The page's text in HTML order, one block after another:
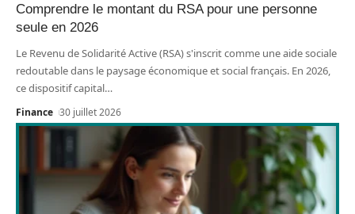
Comprendre le montant du RSA pour une personne
seule en 2026
Le Revenu de Solidarité Active (RSA) s'inscrit comme une aide sociale
redoutable dans le paysage économique et social français. En 2026,
ce dispositif capital…
Finance 30 juillet 2026